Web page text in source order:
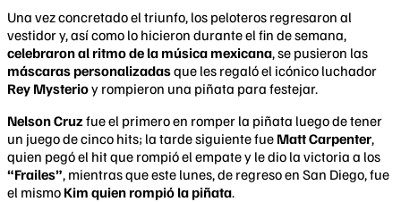
Una vez concretado el triunfo, los peloteros regresaron al
vestidor y, así como lo hicieron durante el fin de semana,
celebraron al ritmo de la música mexicana, se pusieron las
máscaras personalizadasque les regaló el icónico luchador
Rey Mysterioy rompieron una piñata para festejar.
Nelson Cruz fue el primero en romper la piñata luego de tener
un juego de cinco hits; la tarde siguiente fue Matt Carpenter,
quien pegó el hit que rompió el empate y le dio la victoria a los
“Frailes”, mientras que este lunes, de regreso en San Diego, fue
el mismo Kim quien rompió la piñata.